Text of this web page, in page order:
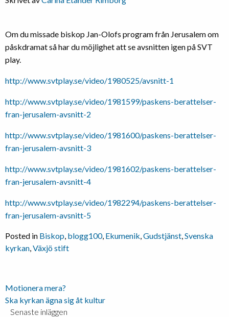
Om du missade biskop Jan-Olofs program från Jerusalem om
påskdramat så har du möjlighet att se avsnitten igen på SVT
play.
http://www.svtplay.se/video/1980525/avsnitt-1
http://www.svtplay.se/video/1981599/paskens-berattelser-
fran-jerusalem-avsnitt-2
http://www.svtplay.se/video/1981600/paskens-berattelser-
fran-jerusalem-avsnitt-3
http://www.svtplay.se/video/1981602/paskens-berattelser-
fran-jerusalem-avsnitt-4
http://www.svtplay.se/video/1982294/paskens-berattelser-
fran-jerusalem-avsnitt-5
Posted in Biskop, blogg100, Ekumenik,Gudstjänst,Svenska
kyrkan,Växjö stift
Inläggsnavigering
Motionera mera?
Ska kyrkan ägna sig åt kultur
Senaste inläggen